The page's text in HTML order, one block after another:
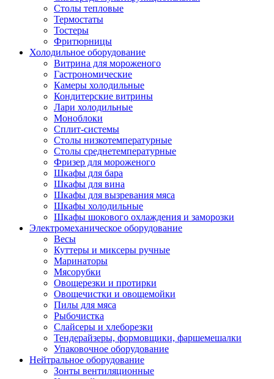
Столы тепловые
Термостаты
Тостеры
Фритюрницы
Холодильное оборудование
Витрина для мороженого
Гастрономические
Камеры холодильные
Кондитерские витрины
Лари холодильные
Моноблоки
Сплит-системы
Столы низкотемпературные
Столы среднетемпературные
Фризер для мороженого
Шкафы для бара
Шкафы для вина
Шкафы для вызревания мяса
Шкафы холодильные
Шкафы шокового охлаждения и заморозки
Электромеханическое оборудование
Весы
Куттеры и миксеры ручные
Маринаторы
Мясорубки
Овощерезки и протирки
Овощечистки и овощемойки
Пилы для мяса
Рыбочистка
Слайсеры и хлеборезки
Тендерайзеры, формовщики, фаршемешалки
Упаковочное оборудование
Нейтральное оборудование
Зонты вентиляционные